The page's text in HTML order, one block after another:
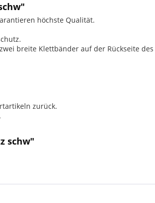
höchste Qualität.
breite Klettbänder auf der Rückseite
zurück.
schw"